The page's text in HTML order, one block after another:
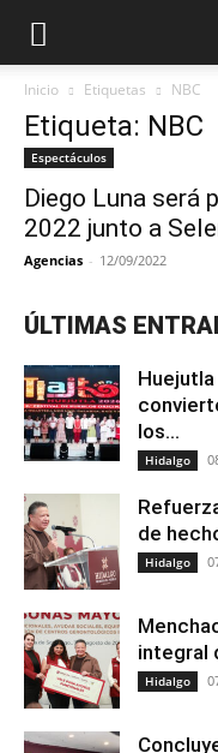
Inicio Etiquetas NBC
Etiqueta: NBC
Espectáculos
Diego Luna será
2022 junto a
Agencias - 12/09/2022
ÚLTIMAS
los...
Hidalgo
de
Hidalgo
integral
Hidalgo